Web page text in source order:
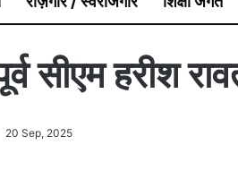
सीएम हरीश
20 Sep, 2025